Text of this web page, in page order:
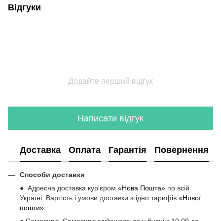
Відгуки
Додайте перший відгук
Написати відгук
Доставка Оплата Гарантія Повернення
Способи доставки
● Адресна доставка кур'єром «Нова Пошта» по всій
Україні. Вартість і умови доставки згідно тарифів «Нової
пошти».